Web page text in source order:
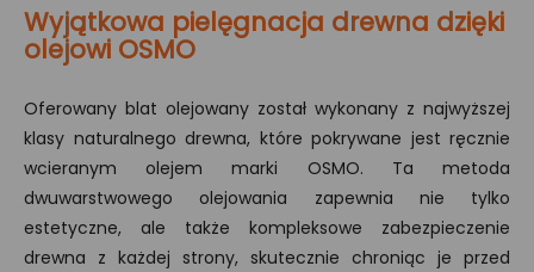
Wyjątkowa pielęgnacja drewna dzięki
olejowi OSMO
Oferowany blat olejowany został wykonany z najwyższej
klasy naturalnego drewna, które pokrywane jest ręcznie
wcieranym olejem marki OSMO. Ta metoda
dwuwarstwowego olejowania zapewnia nie tylko
estetyczne, ale także kompleksowe zabezpieczenie
drewna z każdej strony, skutecznie chroniąc je przed